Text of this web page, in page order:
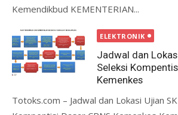
Kemendikbud KEMENTERIAN...
ELEKTRONIK
Jadwal dan
Seleksi
Kemenkes
Totoks.com – Jadwal dan Lokasi Ujian